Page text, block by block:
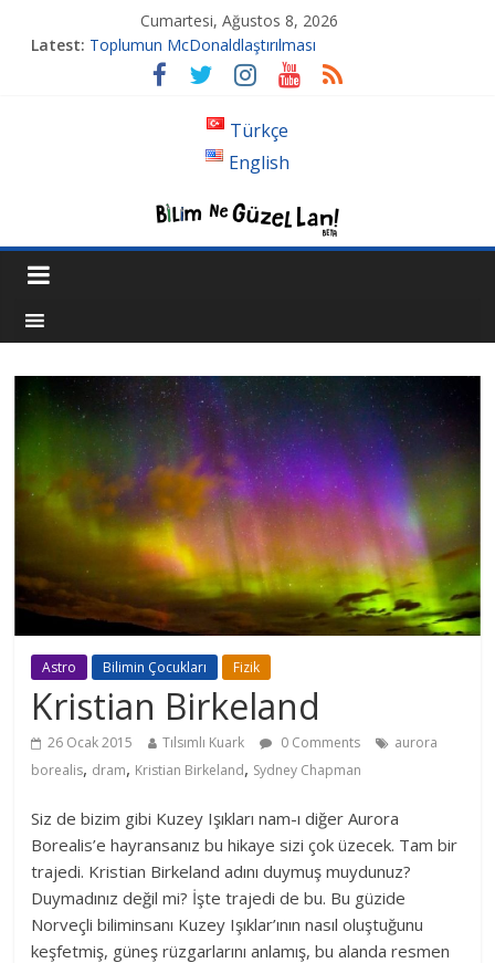
Cumartesi, Ağustos 8, 2026
Latest: Toplumun McDonaldlaştırılması
Tansiyon İlacı Derken Nerelere Geldik
Genetiği Değiştirilmiş Sivrisinekler Florida’da
Ahlakın Karanlık Yüzü: Şiddet ve Sosyopolitik İnançlar
Acı Kaybımız Pınar Boyraz
Türkçe
English
Astro Bilimin Çocukları Fizik
Kristian Birkeland
26 Ocak 2015 Tılsımlı Kuark 0 Comments
aurora
borealis, dram, Kristian Birkeland, Sydney Chapman
Siz de bizim gibi Kuzey Işıkları nam-ı diğer Aurora
Borealis’e hayransanız bu hikaye sizi çok üzecek. Tam bir
trajedi. Kristian Birkeland adını duymuş muydunuz?
Duymadınız değil mi? İşte trajedi de bu. Bu güzide
Norveçli biliminsanı Kuzey Işıklar’ının nasıl oluştuğunu
keşfetmiş, güneş rüzgarlarını anlamış, bu alanda resmen